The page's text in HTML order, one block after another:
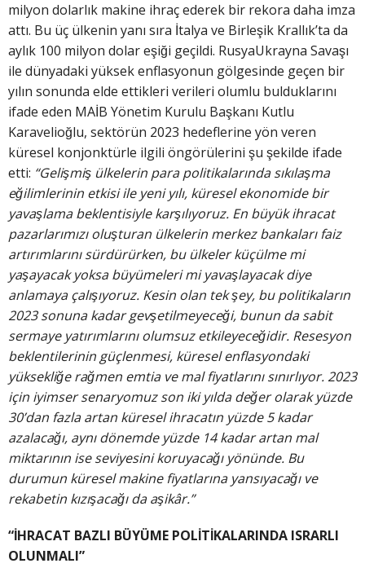
milyon dolarlık makine ihraç ederek bir rekora daha imza
attı. Bu üç ülkenin yanı sıra İtalya ve Birleşik Krallık’ta da
aylık 100 milyon dolar eşiği geçildi. RusyaUkrayna Savaşı
ile dünyadaki yüksek enflasyonun gölgesinde geçen bir
yılın sonunda elde ettikleri verileri olumlu bulduklarını
ifade eden MAİB Yönetim Kurulu Başkanı Kutlu
Karavelioğlu, sektörün 2023 hedeflerine yön veren
küresel konjonktürle ilgili öngörülerini şu şekilde ifade
etti: “Gelişmiş ülkelerin parapolitikalarında sıkılaşma
eğilimlerinin etkisi ile yeni yılı, küresel ekonomide bir
yavaşlama beklentisiyle karşılıyoruz. En büyük ihracat
pazarlarımızı oluşturan ülkelerin merkez bankaları faiz
artırımlarını sürdürürken, bu ülkeler küçülme mi
yaşayacak yoksa büyümeleri mi yavaşlayacak diye
anlamaya çalışıyoruz. Kesin olan tek şey, bu politikaların
2023 sonuna kadar gevşetilmeyeceği, bunun da sabit
sermaye yatırımlarını olumsuz etkileyeceğidir. Resesyon
beklentilerinin güçlenmesi, küresel enflasyondaki
yüksekliğe rağmen emtia ve mal fiyatlarını sınırlıyor. 2023
için iyimser senaryomuz son iki yılda değer olarak yüzde
30’dan fazla artan küresel ihracatın yüzde 5 kadar
azalacağı, aynı dönemde yüzde 14 kadar artan mal
miktarının ise seviyesini koruyacağı yönünde. Bu
durumun küresel makine fiyatlarına yansıyacağı ve
rekabetin kızışacağı da aşikâr.”
“İHRACAT BAZLI BÜYÜME POLİTİKALARINDA ISRARLI
OLUNMALI”